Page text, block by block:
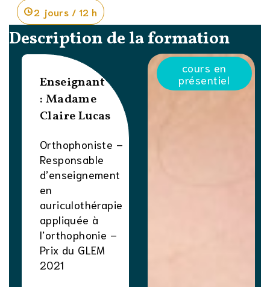
2 jours / 12 h
Description de la formation
cours en
présentiel
Enseignant
: Madame
Claire Lucas
Orthophoniste –
Responsable
d’enseignement
en
auriculothérapie
appliquée à
l’orthophonie –
Prix du GLEM
2021